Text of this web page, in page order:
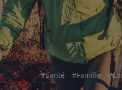
hashtag
#Santé hashtag
#Famille #